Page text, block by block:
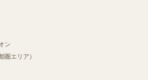
ン
圏エリア）